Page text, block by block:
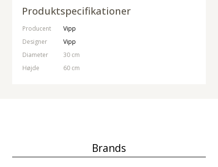
Produktspecifikationer
Producent
Vipp
Designer
Vipp
Diameter
30 cm
Højde
60 cm
Brands